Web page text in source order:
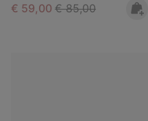
Sale price:
€ 59,00 Regular price:
€ 85,00